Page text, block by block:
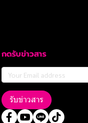
กดรับข่าวสาร
รับข่าวสาร